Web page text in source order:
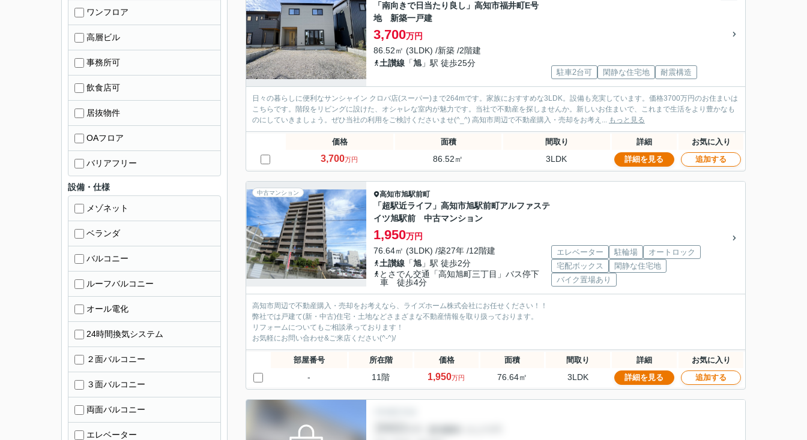
「南向きで日当たり良し」高知市福井町E号
地 新築一戸建
3,700万円
86.52㎡ (3LDK) /新築 /2階建
土讃線 「旭 」駅 徒歩25分
駐車2台可 閑静な住宅地 耐震構造
日々の暮らしに便利なサンシャイン クロバ店(スーパー)まで264mです。家族におすすめな3LDK。設備も充実しています。価格3700万円のお住まいは
こちらです。階段をリビングに設けた、オシャレな室内が魅力です。当社で不動産を探しませんか。新しいお住まいで、これまで生活をより豊かなも
のにしていきましょう。ぜひ当社の利用をご検討くださいませ(^_^) 高知市周辺で不動産購入・売却をお考え... もっと見る
価格 面積 間取り 詳細 お気に入り
3,700万円 86.52㎡ 3LDK 詳細を見る 追加する
中古マンション 高知市旭駅前町
「超駅近ライフ」高知市旭駅前町アルファステ
イツ旭駅前 中古マンション
1,950万円
76.64㎡ (3LDK) /築27年 /12階建
土讃線 「旭 」駅 徒歩2分
とさでん交通「高知旭町三丁目」バス停下
車 徒歩4分
エレベーター 駐輪場
オートロック
宅配ボックス
閑静な住宅地
バイク置場あり
高知市周辺で不動産購入・売却をお考えなら、ライズホーム株式会社にお任せください！！
弊社では戸建て(新・中古)住宅・土地などさまざまな不動産情報を取り扱っております。
リフォームについてもご相談承っております！
お気軽にお問い合わせ&ご来店ください‍(^-^)/
部屋番号 所在階 価格 面積 間取り 詳細 お気に入り
- 11階 1,950万円 76.64㎡ 3LDK 詳細を見る 追加する
ワンフロア
高層ビル
事務所可
飲食店可
居抜物件
OAフロア
バリアフリー
設備・仕様
メゾネット
ベランダ
バルコニー
ルーフバルコニー
オール電化
24時間換気システム
２面バルコニー
３面バルコニー
両面バルコニー
エレベーター